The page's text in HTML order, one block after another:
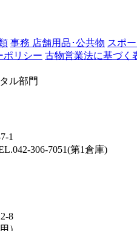
事務 店舗用品･公共物 スポ
ポリシー 古物営業法に基づく
ル部門
1
306-7051(第1倉庫)
8
）